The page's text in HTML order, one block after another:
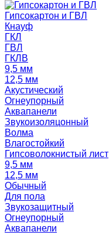
Гипсокартон и ГВЛ
Кнауф
ГКЛ
ГВЛ
ГКЛВ
9,5 мм
12,5 мм
Акустический
Огнеупорный
Аквапанели
Звукоизоляцонный
Волма
Влагостойкий
Гипсоволокнистый лист
9,5 мм
12,5 мм
Обычный
Для пола
Звукозащитный
Огнеупорный
Аквапанели